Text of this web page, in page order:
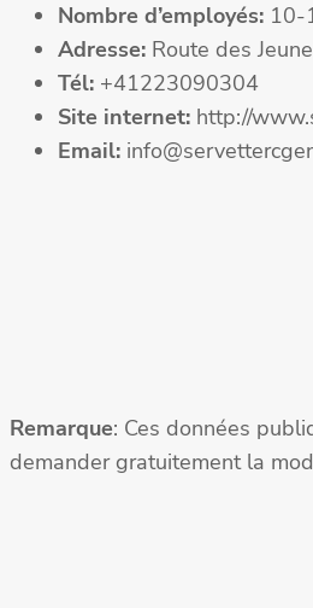
Nombre d’employés: 10-
Adresse: Route des
Tél: +41223090304
Site internet: http://
Email:
Remarque: Ces données
demander gratuitement la